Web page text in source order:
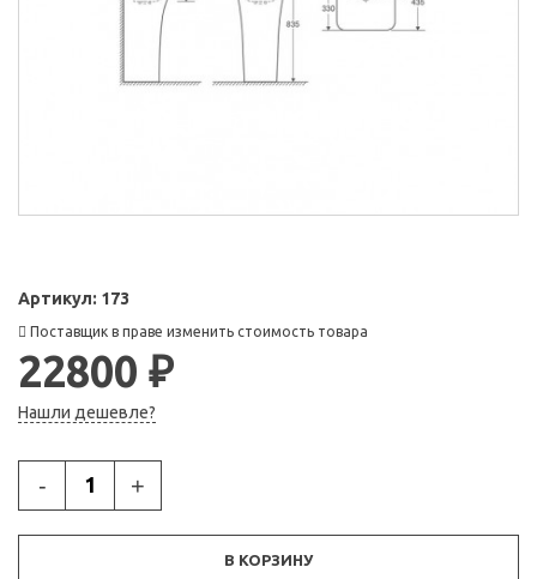
Артикул: 173
Поставщик в праве изменить стоимость товара
22800 ₽
Нашли дешевле?
- +
В КОРЗИНУ